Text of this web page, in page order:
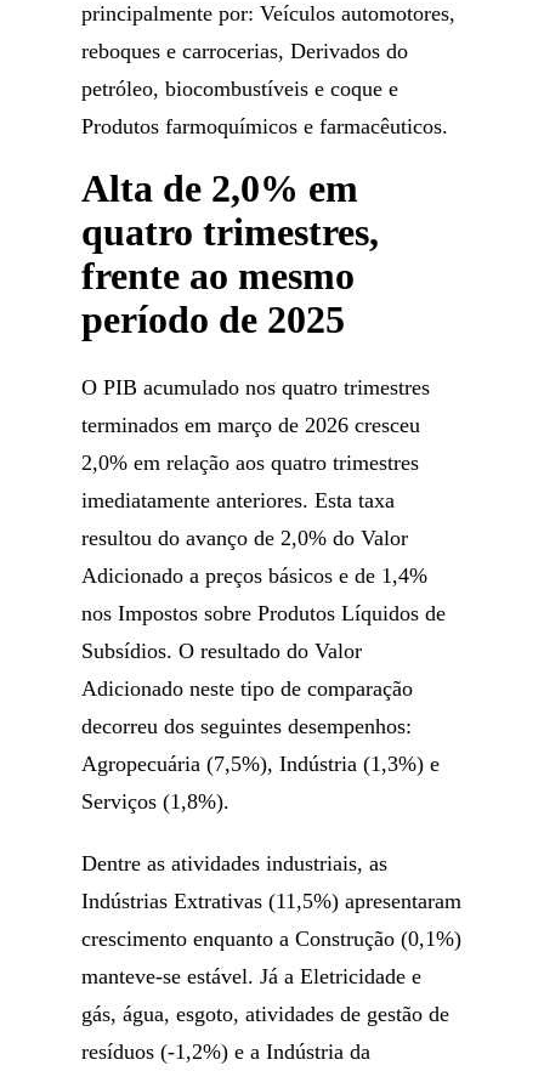
principalmente por: Veículos automotores,
reboques e carrocerias, Derivados do
petróleo, biocombustíveis e coque e
Produtos farmoquímicos e farmacêuticos.
Alta de 2,0% em
quatro trimestres,
frente ao mesmo
período de 2025
O PIB acumulado nos quatro trimestres
terminados em março de 2026 cresceu
2,0% em relação aos quatro trimestres
imediatamente anteriores. Esta taxa
resultou do avanço de 2,0% do Valor
Adicionado a preços básicos e de 1,4%
nos Impostos sobre Produtos Líquidos de
Subsídios. O resultado do Valor
Adicionado neste tipo de comparação
decorreu dos seguintes desempenhos:
Agropecuária (7,5%), Indústria (1,3%) e
Serviços (1,8%).
Dentre as atividades industriais, as
Indústrias Extrativas (11,5%) apresentaram
crescimento enquanto a Construção (0,1%)
manteve-se estável. Já a Eletricidade e
gás, água, esgoto, atividades de gestão de
resíduos (-1,2%) e a Indústria da